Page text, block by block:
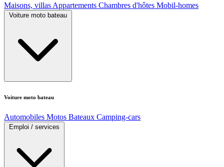
Maisons, villas Appartements Chambres d'hôtes Mobil-homes
Voiture moto bateau
Voiture moto bateau
Automobiles Motos Bateaux Camping-cars
Emploi / services